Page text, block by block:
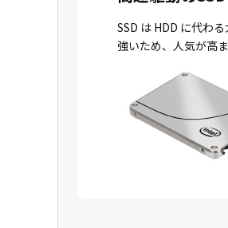
SSD は HDD に代わ
強いため、人気が高ま